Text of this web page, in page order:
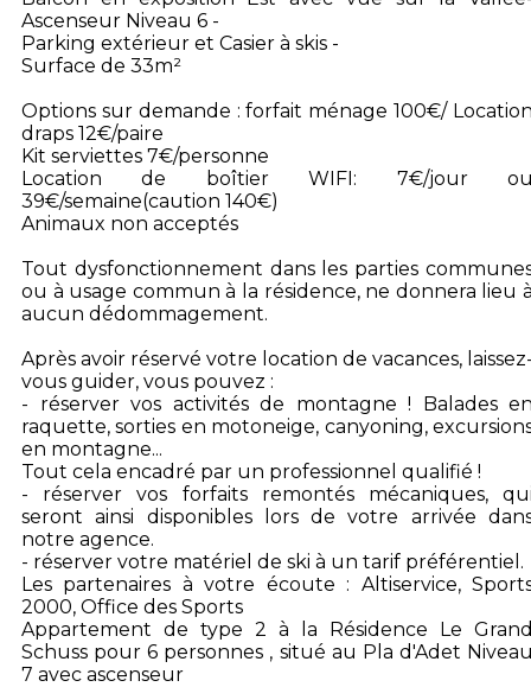
Ascenseur Niveau 6 -
Parking extérieur et Casier à skis -
Surface de 33m²
Options sur demande : forfait ménage 100€/
draps 12€/paire
Kit serviettes 7€/personne
Location de boîtier WIFI: 7€/jour
39€/semaine(caution 140€)
Animaux non acceptés
Tout dysfonctionnement dans les parties
ou à usage commun à la résidence, ne donnera lieu
aucun dédommagement.
Après avoir réservé votre location de vacances,
vous guider, vous pouvez :
- réserver vos activités de montagne ! Balades
raquette, sorties en motoneige, canyoning,
en montagne...
Tout cela encadré par un professionnel qualifié !
- réserver vos forfaits remontés mécaniques,
seront ainsi disponibles lors de votre arrivée
notre agence.
- réserver votre matériel de ski à un tarif préférentiel.
Les partenaires à votre écoute : Altiservice,
2000, Office des Sports
Appartement de type 2 à la Résidence Le
Schuss pour 6 personnes , situé au Pla d'Adet
7 avec ascenseur